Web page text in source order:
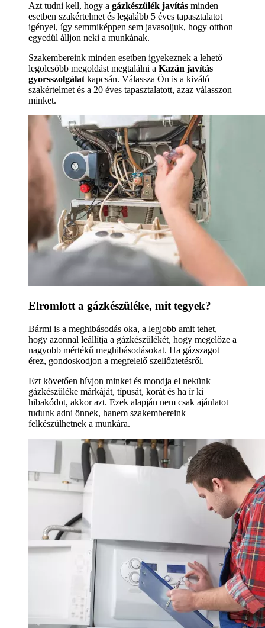
Azt tudni kell, hogy a gázkészülék javítás minden
esetben szakértelmet és legalább 5 éves tapasztalatot
igényel, így semmiképpen sem javasoljuk, hogy otthon
egyedül álljon neki a munkának.
Szakembereink minden esetben igyekeznek a lehető
legolcsóbb megoldást megtalálni a Kazán javítás
gyorsszolgálat kapcsán. Válassza Ön is a kiváló
szakértelmet és a 20 éves tapasztalatott, azaz válasszon
minket.
Elromlott a gázkészüléke, mit tegyek?
Bármi is a meghibásodás oka, a legjobb amit tehet,
hogy azonnal leállítja a gázkészülékét, hogy megelőze a
nagyobb mértékű meghibásodásokat. Ha gázszagot
érez, gondoskodjon a megfelelő szellőztetésről.
Ezt követően hívjon minket és mondja el nekünk
gázkészüléke márkáját, típusát, korát és ha ír ki
hibakódot, akkor azt. Ezek alapján nem csak ajánlatot
tudunk adni önnek, hanem szakembereink
felkészülhetnek a munkára.